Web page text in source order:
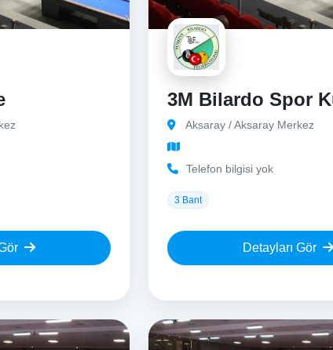
3M Bilardo Spor
Aksaray / Aksaray Merkez
Telefon bilgisi yok
3 Bant
Detayları Gör